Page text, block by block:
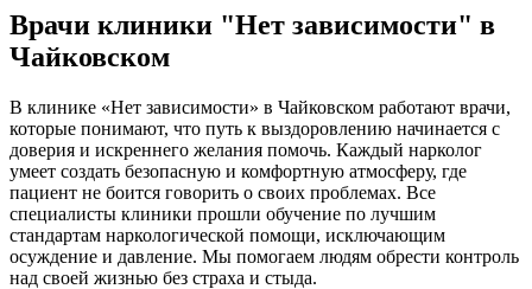
Врачи клиники "Нет зависимости" в
Чайковском
В клинике «Нет зависимости» в Чайковском работают врачи,
которые понимают, что путь к выздоровлению начинается с
доверия и искреннего желания помочь. Каждый нарколог
умеет создать безопасную и комфортную атмосферу, где
пациент не боится говорить о своих проблемах. Все
специалисты клиники прошли обучение по лучшим
стандартам наркологической помощи, исключающим
осуждение и давление. Мы помогаем людям обрести контроль
над своей жизнью без страха и стыда.